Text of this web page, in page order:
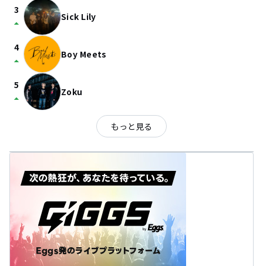
3
arrow_drop_up Sick Lily
4
arrow_drop_up Boy Meets
5
arrow_drop_up Zoku
もっと見る